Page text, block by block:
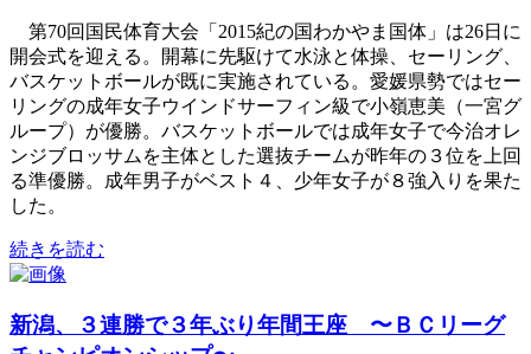
第70回国民体育大会「2015紀の国わかやま国体」は26日に
開会式を迎える。開幕に先駆けて水泳と体操、セーリング、
バスケットボールが既に実施されている。愛媛県勢ではセー
リングの成年女子ウインドサーフィン級で小嶺恵美（一宮グ
ループ）が優勝。バスケットボールでは成年女子で今治オレ
ンジブロッサムを主体とした選抜チームが昨年の３位を上回
る準優勝。成年男子がベスト４、少年女子が８強入りを果た
した。
続きを読む
新潟、３連勝で３年ぶり年間王座 〜ＢＣリーグ